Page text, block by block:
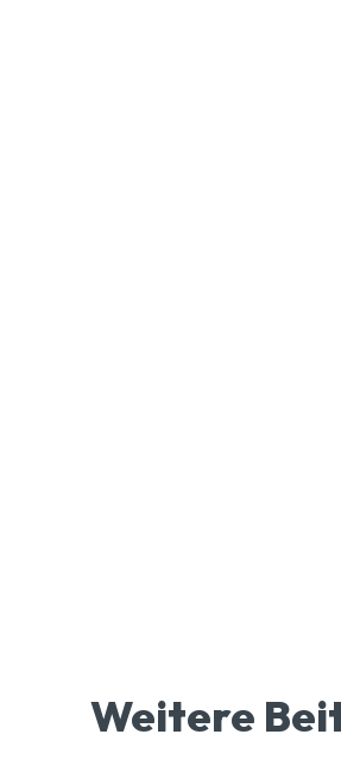
Weitere